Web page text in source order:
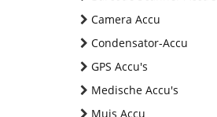
Camera Accu
Condensator-Accu
GPS Accu's
Medische Accu's
Muis Accu